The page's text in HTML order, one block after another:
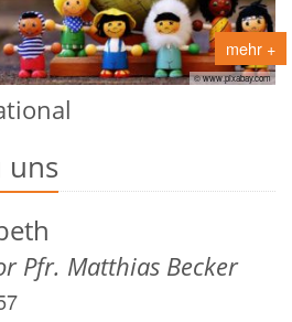
mehr +
© www.pixabay.com
uns
Pfr. Matthias Becker